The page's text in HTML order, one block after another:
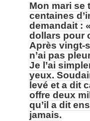
Mon mari se
centaines
demandait :
dollars pour
Après vingt-
n’ai pas
Je l’ai
yeux.
levé et a dit
offre deux
qu’il a dit
jamais.